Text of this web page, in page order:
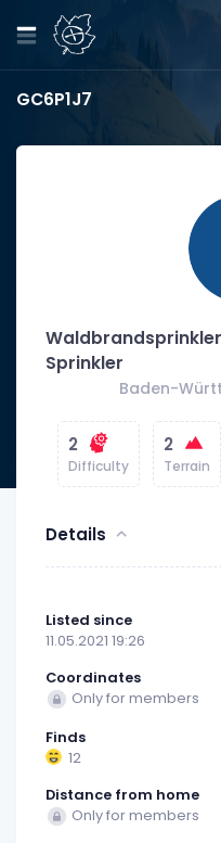
GC6P1J7
Sprinkler
Baden-
2
Difficulty
2
Terrain
Details
Listed since
11.05.2021 19:26
Coordinates
Only for members
Finds
12
Distance from home
Only for members